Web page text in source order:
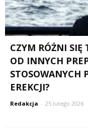
CZYM RÓŻNI
OD INNYCH
STOSOWANYCH
EREKCJI?
Redakcja - 25 lutego 2026